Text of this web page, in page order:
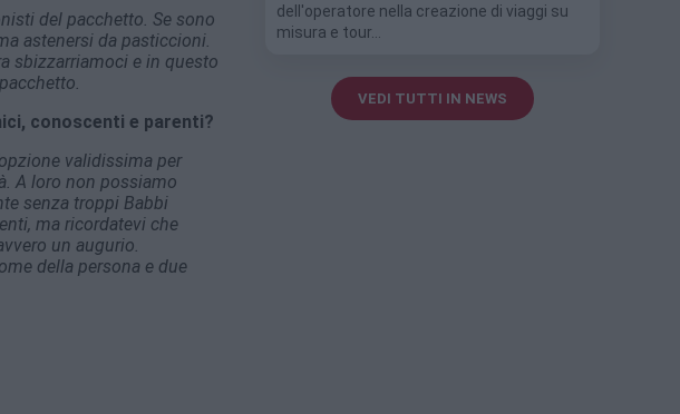
del pacchetto. Se sono
astenersi da pasticcioni.
sbizzarriamoci e in questo
conoscenti e parenti?
validissima per
A loro non possiamo
senza troppi Babbi
ma ricordatevi che
un augurio.
della persona e due
dell'operatore nella creazione di viaggi su
misura e tour…
VEDI TUTTI IN NEWS